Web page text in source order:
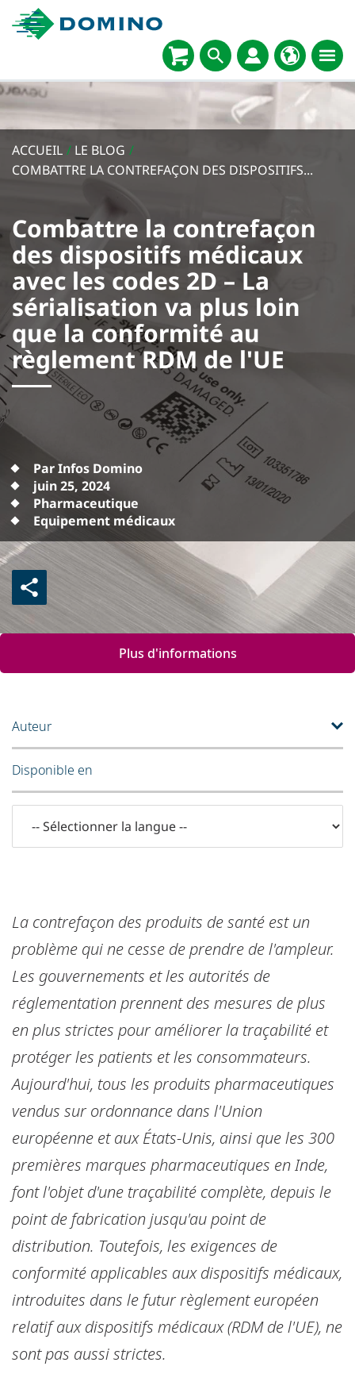
ACCUEIL / LE BLOG /
COMBATTRE LA CONTREFAÇON DES DISPOSITIFS...
Combattre la contrefaçon
des dispositifs médicaux
avec les codes 2D – La
sérialisation va plus loin
que la conformité au
règlement RDM de l'UE
Par Infos Domino
juin 25, 2024
Pharmaceutique
Equipement médicaux
Plus d'informations
La contrefaçon des produits de santé est un
problème qui ne cesse de prendre de l'ampleur.
Les gouvernements et les autorités de
réglementation prennent des mesures de plus
en plus strictes pour améliorer la traçabilité et
protéger les patients et les consommateurs.
Aujourd'hui, tous les produits pharmaceutiques
vendus sur ordonnance dans l'Union
européenne et aux États-Unis, ainsi que les 300
premières marques pharmaceutiques en Inde,
font l'objet d'une traçabilité complète, depuis le
point de fabrication jusqu'au point de
distribution. Toutefois, les exigences de
conformité applicables aux dispositifs médicaux,
introduites dans le futur règlement européen
relatif aux dispositifs médicaux (RDM de l'UE), ne
sont pas aussi strictes.
Auteur
Disponible en